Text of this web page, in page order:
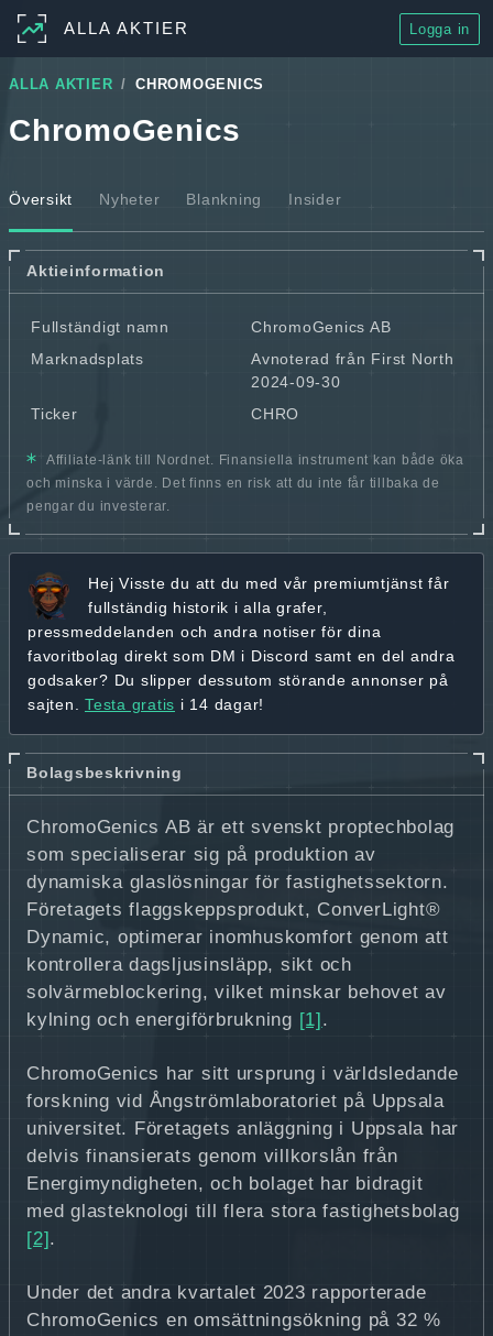
ALLA AKTIER Logga in
ALLA AKTIER CHROMOGENICS
ChromoGenics
Översikt Nyheter Blankning Insider
Aktieinformation
Fullständigt namn
ChromoGenics AB
Marknadsplats
Avnoterad från First North
2024-09-30
Ticker
CHRO
Affiliate-länk till Nordnet. Finansiella instrument kan både öka
och minska i värde. Det finns en risk att du inte får tillbaka de
pengar du investerar.
Hej Visste du att du med vår premiumtjänst får
fullständig historik i alla grafer,
pressmeddelanden och andra notiser för dina
favoritbolag direkt som DM i Discord samt en del andra
godsaker? Du slipper dessutom störande annonser på
sajten. Testa gratis i 14 dagar!
Bolagsbeskrivning
ChromoGenics AB är ett svenskt proptechbolag
som specialiserar sig på produktion av
dynamiska glaslösningar för fastighetssektorn.
Företagets flaggskeppsprodukt, ConverLight®
Dynamic, optimerar inomhuskomfort genom att
kontrollera dagsljusinsläpp, sikt och
solvärmeblockering, vilket minskar behovet av
kylning och energiförbrukning [1] .
ChromoGenics har sitt ursprung i världsledande
forskning vid Ångströmlaboratoriet på Uppsala
universitet. Företagets anläggning i Uppsala har
delvis finansierats genom villkorslån från
Energimyndigheten, och bolaget har bidragit
med glasteknologi till flera stora fastighetsbolag
[2] .
Under det andra kvartalet 2023 rapporterade
ChromoGenics en omsättningsökning på 32 %